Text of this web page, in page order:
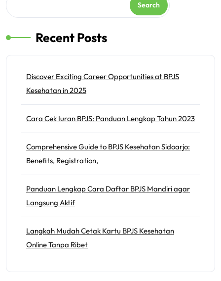
Search
Recent Posts
Discover Exciting Career Opportunities at BPJS
Kesehatan in 2025
Cara Cek Iuran BPJS: Panduan Lengkap Tahun 2023
Comprehensive Guide to BPJS Kesehatan Sidoarjo:
Benefits, Registration,
Panduan Lengkap Cara Daftar BPJS Mandiri agar
Langsung Aktif
Langkah Mudah Cetak Kartu BPJS Kesehatan
Online Tanpa Ribet